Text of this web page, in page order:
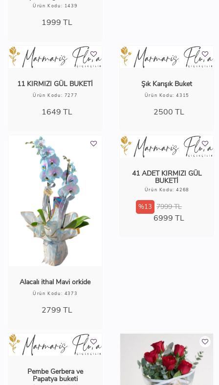
Ürün Kodu: 1439
1999 TL
11 KIRMIZI GÜL BUKETİ
Ürün Kodu: 7277
1649TL
Şık Karışık Buket
2500TL